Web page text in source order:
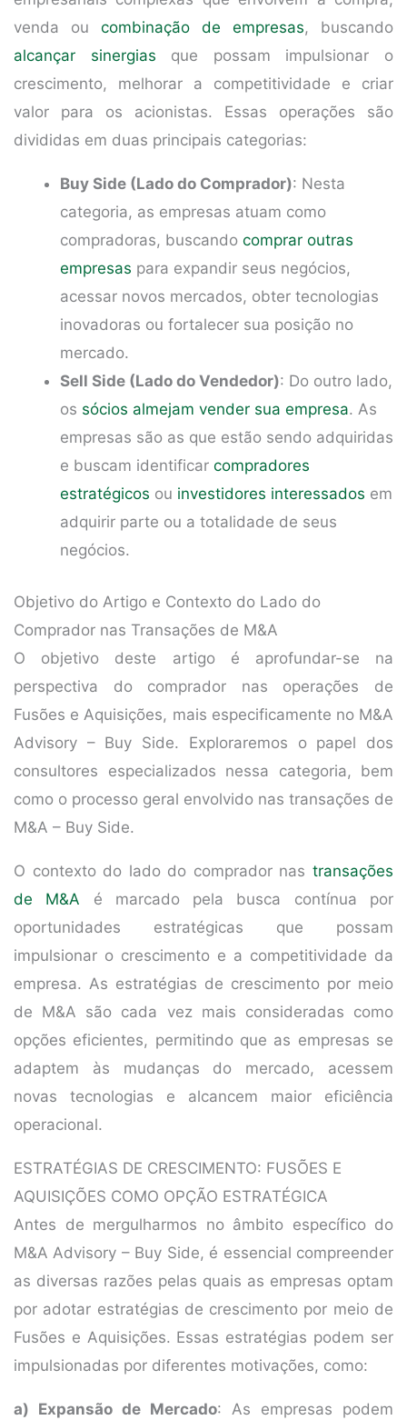
venda ou combinação de empresas, buscando
alcançar sinergias que possam impulsionar o
crescimento, melhorar a competitividade e criar
valor para os acionistas. Essas operações são
divididas em duas principais categorias:
Buy Side (Lado do Comprador): Nesta
categoria, as empresas atuam como
compradoras, buscando comprar outras
empresas para expandir seus negócios,
acessar novos mercados, obter tecnologias
inovadoras ou fortalecer sua posição no
mercado.
Sell Side (Lado do Vendedor): Do outro lado,
os sócios almejam vender sua empresa. As
empresas são as que estão sendo adquiridas
e buscam identificar compradores
estratégicos ou investidores interessados em
adquirir parte ou a totalidade de seus
negócios.
Objetivo do Artigo e Contexto do Lado do
Comprador nas Transações de M&A
O objetivo deste artigo é aprofundar-se na
perspectiva do comprador nas operações de
Fusões e Aquisições, mais especificamente no M&A
Advisory – Buy Side. Exploraremos o papel dos
consultores especializados nessa categoria, bem
como o processo geral envolvido nas transações de
M&A – Buy Side.
O contexto do lado do comprador nas transações
de M&A é marcado pela busca contínua por
oportunidades estratégicas que possam
impulsionar o crescimento e a competitividade da
empresa. As estratégias de crescimento por meio
de M&A são cada vez mais consideradas como
opções eficientes, permitindo que as empresas se
adaptem às mudanças do mercado, acessem
novas tecnologias e alcancem maior eficiência
operacional.
ESTRATÉGIAS DE CRESCIMENTO: FUSÕES E
AQUISIÇÕES COMO OPÇÃO ESTRATÉGICA
Antes de mergulharmos no âmbito específico do
M&A Advisory – Buy Side, é essencial compreender
as diversas razões pelas quais as empresas optam
por adotar estratégias de crescimento por meio de
Fusões e Aquisições. Essas estratégias podem ser
impulsionadas por diferentes motivações, como:
a) Expansão de Mercado: As empresas podem